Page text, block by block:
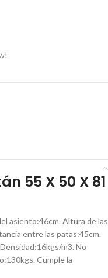
55 X 50 X 81
asiento:46cm. Altura de las
entre las patas:45cm.
m3. No
Cumple la